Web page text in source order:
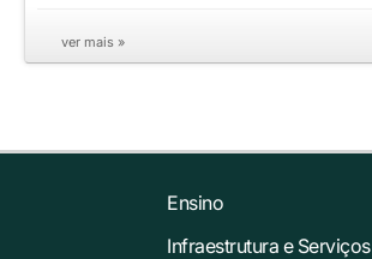
ver mais »
Ensino
Infraestrutura e Serviços